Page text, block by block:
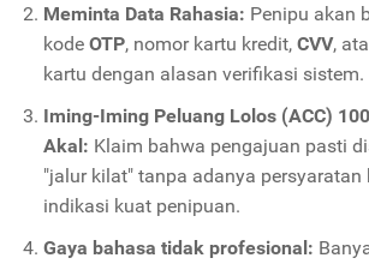
Meminta Data Rahasia: Penipu akan
kode OTP, nomor kartu kredit, CVV,
kartu dengan alasan verifikasi sistem.
Iming-Iming Peluang Lolos (ACC)
Akal: Klaim bahwa pengajuan pasti
"jalur kilat" tanpa adanya persyaratan
indikasi kuat penipuan.
Gaya bahasa tidak profesional: